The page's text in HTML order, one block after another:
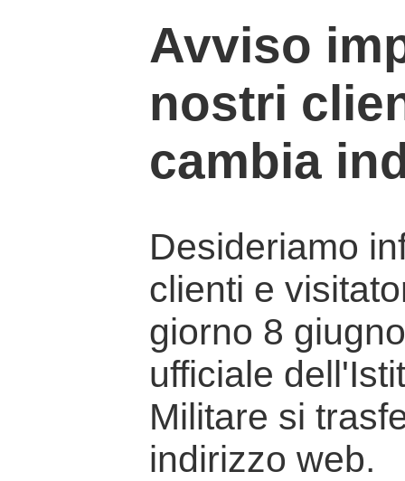
Avviso
nostri
cambia
Desideriamo
clienti e
giorno 8
ufficiale
Militare si
indirizzo web.